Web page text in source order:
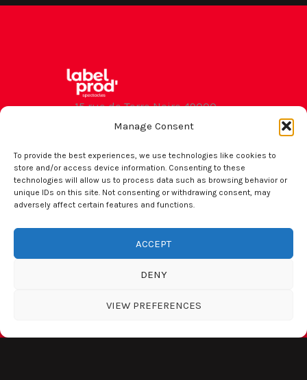
Manage Consent
To provide the best experiences, we use technologies like cookies to
store and/or access device information. Consenting to these
technologies will allow us to process data such as browsing behavior or
unique IDs on this site. Not consenting or withdrawing consent, may
adversely affect certain features and functions.
ACCEPT
DENY
VIEW PREFERENCES
15 rue de Terre Noire 49000
Suivez-nous